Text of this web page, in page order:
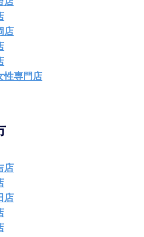
店
性専門店
店
店